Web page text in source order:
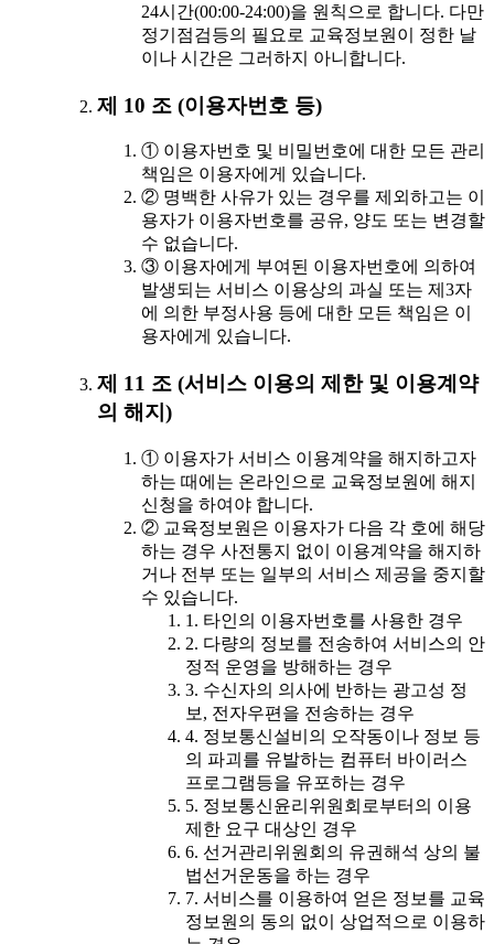
24시간(00:00-24:00)을 원칙으로 합니다. 다만
정기점검등의 필요로 교육정보원이 정한 날
이나 시간은 그러하지 아니합니다.
제 10 조 (이용자번호 등)
① 이용자번호 및 비밀번호에 대한 모든 관리
책임은 이용자에게 있습니다.
② 명백한 사유가 있는 경우를 제외하고는 이
용자가 이용자번호를 공유, 양도 또는 변경할
수 없습니다.
③ 이용자에게 부여된 이용자번호에 의하여
발생되는 서비스 이용상의 과실 또는 제3자
에 의한 부정사용 등에 대한 모든 책임은 이
용자에게 있습니다.
제 11 조 (서비스 이용의 제한 및 이용계약
의 해지)
① 이용자가 서비스 이용계약을 해지하고자
하는 때에는 온라인으로 교육정보원에 해지
신청을 하여야 합니다.
② 교육정보원은 이용자가 다음 각 호에 해당
하는 경우 사전통지 없이 이용계약을 해지하
거나 전부 또는 일부의 서비스 제공을 중지할
수 있습니다.
1. 타인의 이용자번호를 사용한 경우
2. 다량의 정보를 전송하여 서비스의 안
정적 운영을 방해하는 경우
3. 수신자의 의사에 반하는 광고성 정
보, 전자우편을 전송하는 경우
4. 정보통신설비의 오작동이나 정보 등
의 파괴를 유발하는 컴퓨터 바이러스
프로그램등을 유포하는 경우
5. 정보통신윤리위원회로부터의 이용
제한 요구 대상인 경우
6. 선거관리위원회의 유권해석 상의 불
법선거운동을 하는 경우
7. 서비스를 이용하여 얻은 정보를 교육
정보원의 동의 없이 상업적으로 이용하